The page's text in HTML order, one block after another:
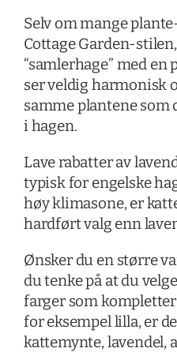
Selv om mange
Cottage Garden-
“samlerhage” med en
ser veldig harmonisk
samme plantene som
i hagen.
Lave rabatter av
typisk for engelske
høy klimasone, er
hardført valg enn
Ønsker du en større
du tenke på at du
farger som
for eksempel lilla, er
kattemynte, lavendel,